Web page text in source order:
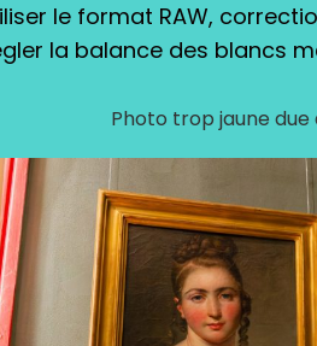
le format RAW,
la balance des blancs
Photo trop jaune due